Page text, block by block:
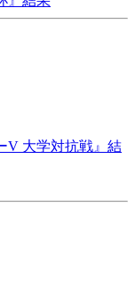
V 大学対抗戦』結